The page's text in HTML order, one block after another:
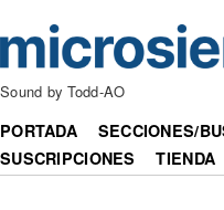
Sound by Todd-AO
PORTADA SECCIONES/
SUSCRIPCIONES
TIENDA